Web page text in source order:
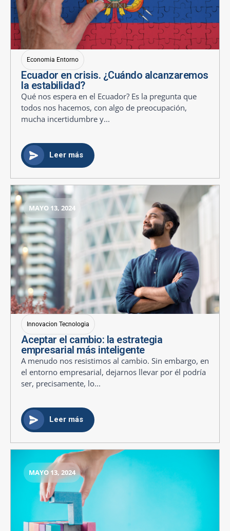
Economia Entorno
Ecuador en crisis. ¿Cuándo alcanzaremos
la estabilidad?
Qué nos espera en el Ecuador? Es la pregunta que
todos nos hacemos, con algo de preocupación,
mucha incertidumbre y...
Leer más
MAYO 13, 2024
Innovacion Tecnologia
Aceptar el cambio: la estrategia
empresarial más inteligente
A menudo nos resistimos al cambio. Sin embargo, en
el entorno empresarial, dejarnos llevar por él podría
ser, precisamente, lo...
Leer más
MAYO 13, 2024